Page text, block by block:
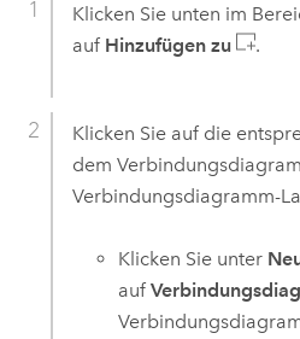
Klicken Sie unten im
auf Hinzufügen zu .
Klicken Sie auf die
dem
Verbindungsdiagramm-
Klicken Sie unter
auf